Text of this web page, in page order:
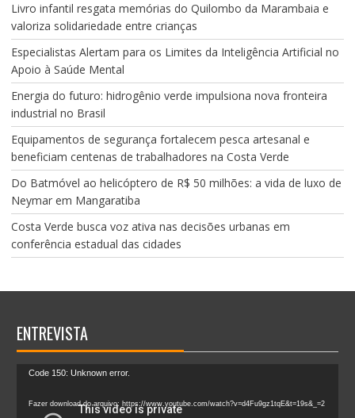
Livro infantil resgata memórias do Quilombo da Marambaia e
valoriza solidariedade entre crianças
Especialistas Alertam para os Limites da Inteligência Artificial no
Apoio à Saúde Mental
Energia do futuro: hidrogênio verde impulsiona nova fronteira
industrial no Brasil
Equipamentos de segurança fortalecem pesca artesanal e
beneficiam centenas de trabalhadores na Costa Verde
Do Batmóvel ao helicóptero de R$ 50 milhões: a vida de luxo de
Neymar em Mangaratiba
Costa Verde busca voz ativa nas decisões urbanas em
conferência estadual das cidades
ENTREVISTA
Tocador
vídeo
Code 150: Unknown error.
Fazer download do arquivo: https://www.youtube.com/watch?v=d4Fu9gz1tqE&t=19s&_=2